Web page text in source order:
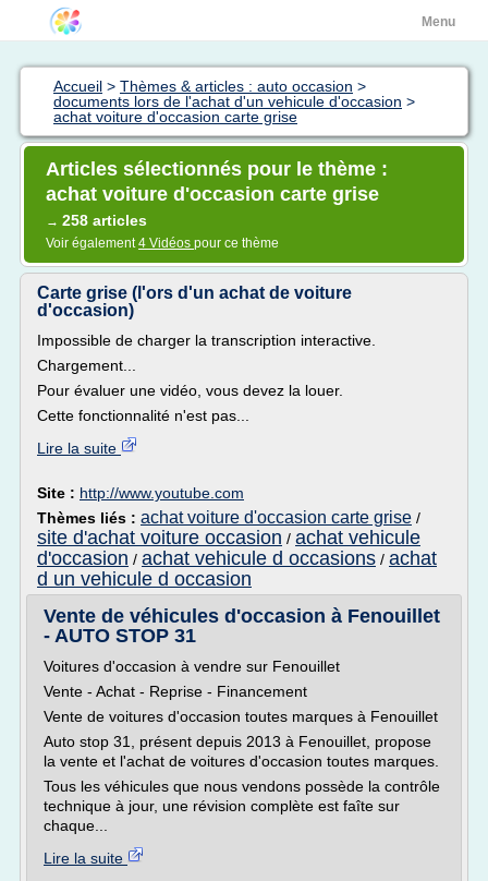
Menu
Accueil > Thèmes & articles : auto occasion >
documents lors de l'achat d'un vehicule d'occasion >
achat voiture d'occasion carte grise
Articles sélectionnés pour le thème :
achat voiture d'occasion carte grise
→ 258 articles
Voir également4 Vidéos pour ce thème
Carte grise (l'ors d'un achat de voiture
d'occasion)
Impossible de charger la transcription interactive.
Chargement...
Pour évaluer une vidéo, vous devez la louer.
Cette fonctionnalité n'est pas...
Lire la suite
Site : http://www.youtube.com
Thèmes liés : achat voiture d'occasion carte grise /
site d'achat voiture occasion / achat vehicule
d'occasion / achat vehicule d occasions / achat
d un vehicule d occasion
Vente de véhicules d'occasion à Fenouillet
- AUTO STOP 31
Voitures d'occasion à vendre sur Fenouillet
Vente - Achat - Reprise - Financement
Vente de voitures d'occasion toutes marques à Fenouillet
Auto stop 31, présent depuis 2013 à Fenouillet, propose
la vente et l'achat de voitures d'occasion toutes marques.
Tous les véhicules que nous vendons possède la contrôle
technique à jour, une révision complète est faîte sur
chaque...
Lire la suite